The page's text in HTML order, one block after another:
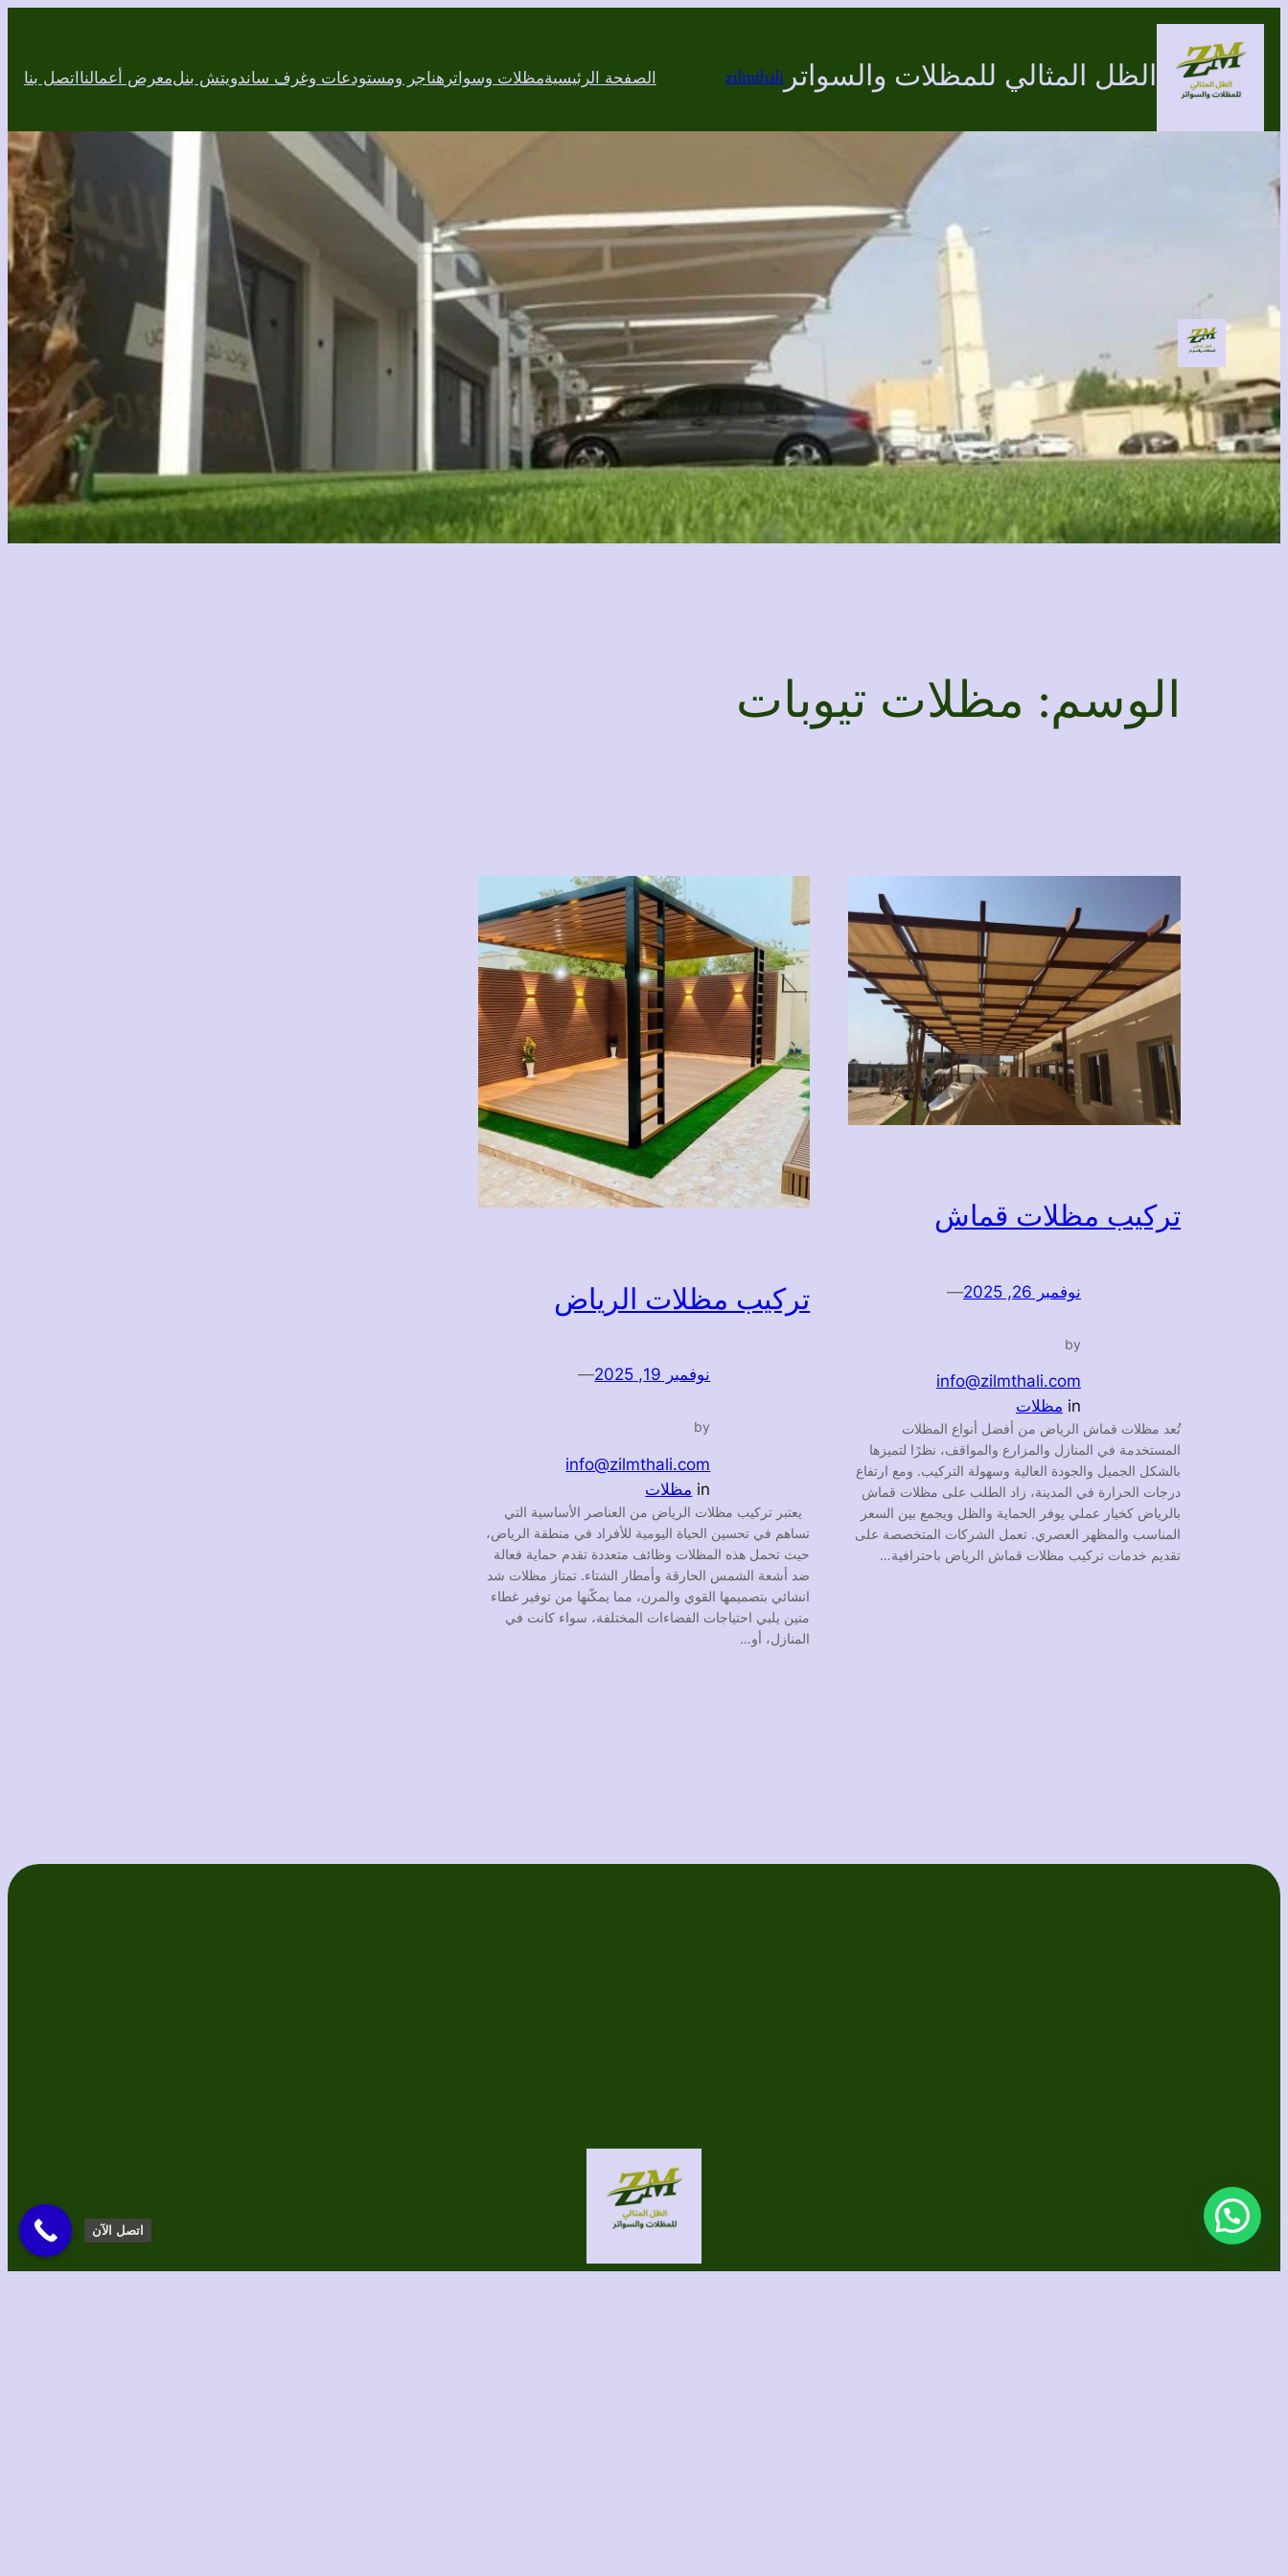
تخطى
المحتوى
الظل المثالي للمظلات والسواترzilmthali الصفحة الرئيسيةمظلات وسواتر هناجر ومستودعات وغرف ساندويتش بنلمعرض أعمالنااتصل بنا
الوسم: مظلات تيوبات
تركيب مظلات قماش
نوفمبر 26, 2025 —
by
info@zilmthali.com
in مظلات
تُعد مظلات قماش الرياض من أفضل أنواع المظلات
المستخدمة في المنازل والمزارع والمواقف، نظرًا لتميزها
بالشكل الجميل والجودة العالية وسهولة التركيب. ومع ارتفاع
درجات الحرارة في المدينة، زاد الطلب على مظلات قماش
بالرياض كخيار عملي يوفر الحماية والظل ويجمع بين السعر
المناسب والمظهر العصري. تعمل الشركات المتخصصة على
تقديم خدمات تركيب مظلات قماش الرياض باحترافية…
تركيب مظلات الرياض
نوفمبر 19, 2025 —
by
info@zilmthali.com
in مظلات
يعتبر تركيب مظلات الرياض من العناصر الأساسية التي
تساهم في تحسين الحياة اليومية للأفراد في منطقة الرياض،
حيث تحمل هذه المظلات وظائف متعددة تقدم حماية فعالة
ضد أشعة الشمس الحارقة وأمطار الشتاء. تمتاز مظلات شد
انشائي بتصميمها القوي والمرن، مما يمكّنها من توفير غطاء
متين يلبي احتياجات الفضاءات المختلفة، سواء كانت في
المنازل، أو…
اتصل الآن